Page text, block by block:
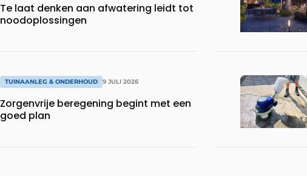
Te laat denken aan afwatering leidt tot
noodoplossingen
TUINAANLEG & ONDERHOUD 9 JULI 2026
Zorgenvrije beregening begint met een
goed plan